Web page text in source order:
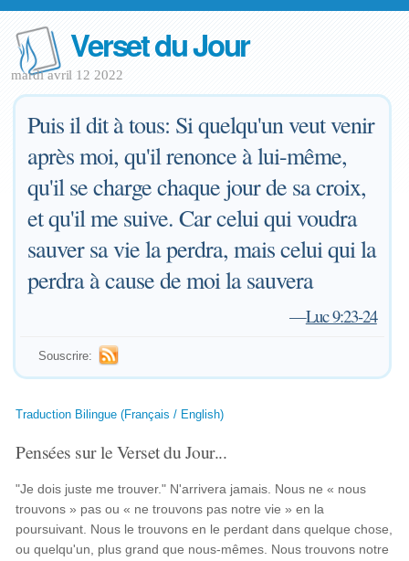
Verset du Jour
mardi avril 12 2022
Puis il dit à tous: Si quelqu'un veut venir
après moi, qu'il renonce à lui-même,
qu'il se charge chaque jour de sa croix,
et qu'il me suive. Car celui qui voudra
sauver sa vie la perdra, mais celui qui la
perdra à cause de moi la sauvera
—Luc 9:23-24
Souscrire:
Traduction Bilingue (Français / English)
Pensées sur le Verset du Jour...
"Je dois juste me trouver." N'arrivera jamais. Nous ne « nous
trouvons » pas ou « ne trouvons pas notre vie » en la
poursuivant. Nous le trouvons en le perdant dans quelque chose,
ou quelqu'un, plus grand que nous-mêmes. Nous trouvons notre